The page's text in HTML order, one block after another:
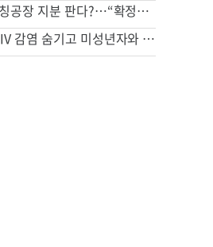
SK하이닉스, 中 충칭공장 지분 판다?…“확정된 바는 없다”
목회자 신분으로 HIV 감염 숨기고 미성년자와 성관계